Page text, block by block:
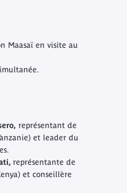
Maasaï en visite au
représentant de
et leader du
représentante de
et conseillère